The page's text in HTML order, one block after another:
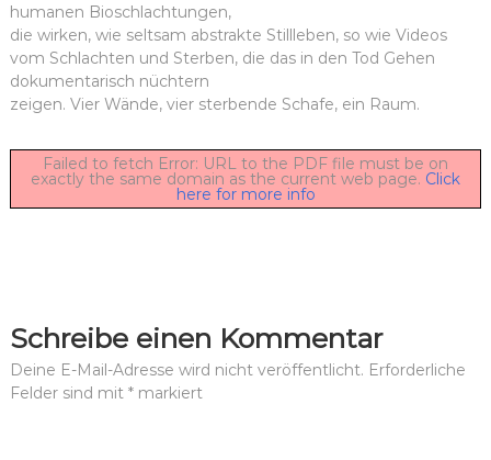
humanen Bioschlachtungen,
die wirken, wie seltsam abstrakte Stillleben, so wie Videos
vom Schlachten und Sterben, die das in den Tod Gehen
dokumentarisch nüchtern
zeigen. Vier Wände, vier sterbende Schafe, ein Raum.
Failed to fetch Error: URL to the PDF file must be on
exactly the same domain as the current web page. Click
here for more info
Schreibe einen Kommentar
Deine E-Mail-Adresse wird nicht veröffentlicht. Erforderliche
Felder sind mit *markiert